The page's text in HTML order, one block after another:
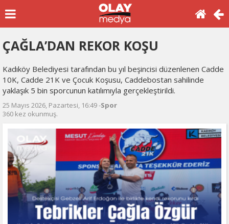
ÇAĞLA’DAN REKOR KOŞU
Kadıköy Belediyesi tarafından bu yıl beşincisi düzenlenen Cadde
10K, Cadde 21K ve Çocuk Koşusu, Caddebostan sahilinde
yaklaşık 5 bin sporcunun katılımıyla gerçekleştirildi.
25 Mayıs 2026, Pazartesi, 16:49 -Spor
360 kez okunmuş.